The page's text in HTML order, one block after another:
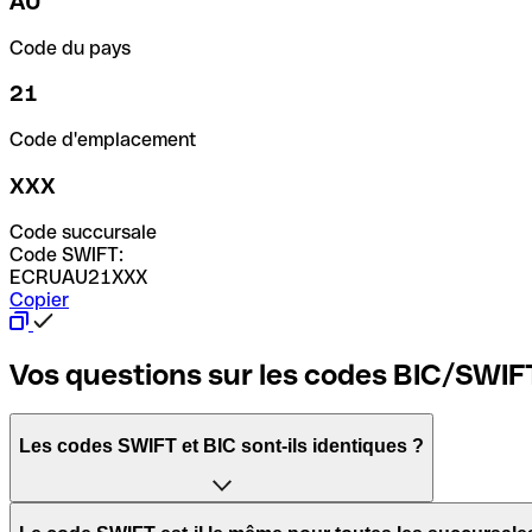
Code du pays
21
Code d'emplacement
XXX
Code succursale
Code SWIFT:
ECRUAU21XXX
Copier
Vos questions sur les codes BIC/
Les codes SWIFT et BIC sont-ils identiques ?